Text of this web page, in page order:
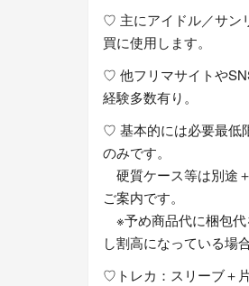
♡ 主にアイドル／サン
買に使用します。
♡ 他フリマサイトや
経験多数有り。
♡ 基本的には必要最低
のみです。
硬質ケース等は別途
ご案内です。
※予め商品代に梱包
し割高になっている場
♡トレカ：スリーブ＋